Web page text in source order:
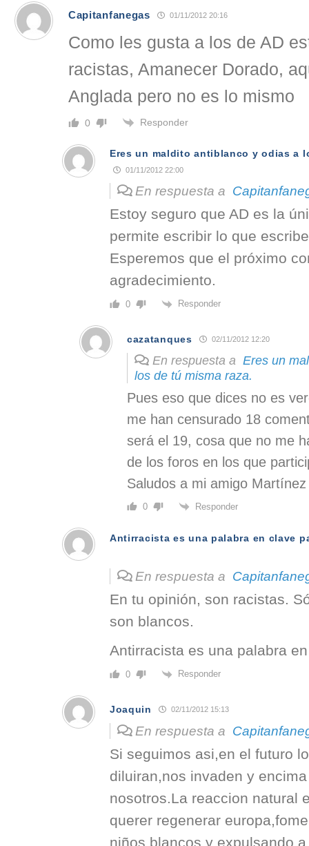
Capitanfanegas 01/11/2012 20:16
Como les gusta a los de AD
racistas, Amanecer Dorado,
Anglada pero no es lo mismo
0 Responder
Eres un maldito antiblanco y odias a
01/11/2012 22:00
En respuesta a
Estoy seguro que AD es la
permite escribir lo que
Esperemos que el próximo
agradecimiento.
0 Responder
cazatanques 02/11/2012 12:20
En respuesta a Eres un
los de tú misma raza.
Pues eso que dices no es
me han censurado 18
será el 19, cosa que no me
de los foros en los que
Saludos a mi amigo Martínez
0 Responder
Antirracista es una palabra en clave
En respuesta a
En tu opinión, son racistas.
son blancos.
Antirracista es una palabra
0 Responder
Joaquin 02/11/2012 15:13
En respuesta a
Si seguimos asi,en el futuro
diluiran,nos invaden y
nosotros.La reaccion natural
querer regenerar
niños blancos y expulsando